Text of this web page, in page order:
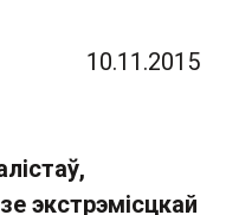
10.11.2015
экстрэмісцкай